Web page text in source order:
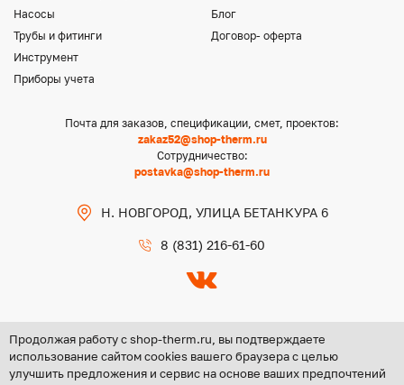
Насосы
Трубы и фитинги
Инструмент
Приборы учета
Блог
Договор- оферта
Почта для заказов, спецификации, смет, проектов:
zakaz52@shop-therm.ru
Сотрудничество:
postavka@shop-therm.ru
Н. НОВГОРОД, УЛИЦА БЕТАНКУРА 6
8 (831) 216-61-60
Copyright @ 2026 ООО «ЦЕНТР ГРУПП НН»
Продолжая работу с shop-therm.ru, вы подтверждаете
использование сайтом cookies вашего браузера с целью
улучшить предложения и сервис на основе ваших предпочтений